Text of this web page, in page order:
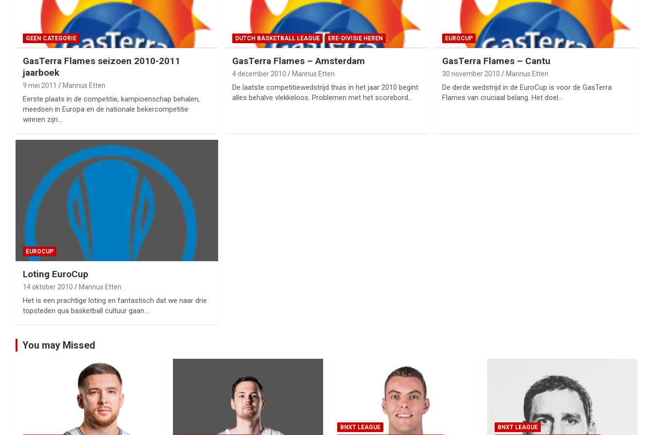
GEEN CATEGORIE
GasTerra Flames seizoen 2010-2011
jaarboek
9 mei 2011 Mannus Etten
Eerste plaats in de competitie, kampioenschap behalen,
meedoen in Europa en de nationale bekercompetitie
winnen zijn…
DUTCH BASKETBALL LEAGUE ERE-DIVISIE HEREN
GasTerra Flames – Amsterdam
4 december 2010 Mannus Etten
De laatste competitiewedstrijd thuis in het jaar 2010 begint
alles behalve vlekkeloos. Problemen met het scorebord…
EUROCUP
GasTerra Flames – Cantu
30 november 2010 Mannus Etten
De derde wedstrijd in de EuroCup is voor de GasTerra
Flames van cruciaal belang. Het doel…
EUROCUP
Loting EuroCup
14 oktober 2010 Mannus Etten
Het is een prachtige loting en fantastisch dat we naar drie
topsteden qua basketball cultuur gaan.…
You may Missed
BNXT LEAGUE BNXT LEAGUE